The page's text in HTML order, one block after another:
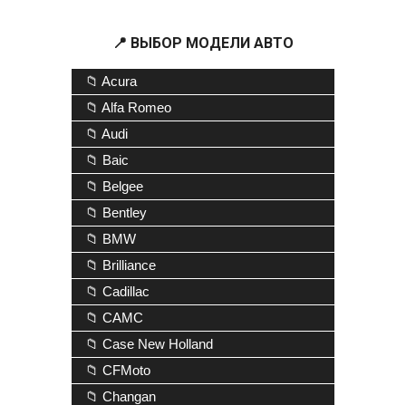
📍 ВЫБОР МОДЕЛИ АВТО
📁 Acura
📁 Alfa Romeo
📁 Audi
📁 Baic
📁 Belgee
📁 Bentley
📁 BMW
📁 Brilliance
📁 Cadillac
📁 CAMC
📁 Case New Holland
📁 CFMoto
📁 Changan